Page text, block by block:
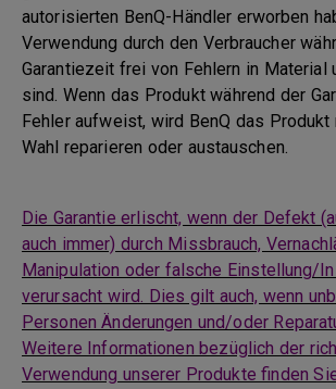
autorisierten BenQ-Händler erworben
Verwendung durch den Verbraucher
Garantiezeit frei von Fehlern in Material
sind. Wenn das Produkt während der
Fehler aufweist, wird BenQ das Produkt
Wahl reparieren oder austauschen.
Die Garantie erlischt, wenn der Defekt
auch immer) durch Missbrauch,
Manipulation oder falsche Einstellung/
verursacht wird. Dies gilt auch, wenn
Personen Änderungen und/oder
Weitere Informationen bezüglich der
Verwendung unserer Produkte finden